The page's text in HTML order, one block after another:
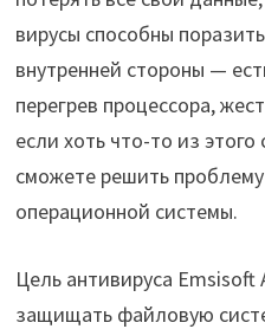
вирусы способны
внутренней стороны —
перегрев процессора,
если хоть что-то из
сможете решить
операционной системы.
Цель антивируса
защищать файловую